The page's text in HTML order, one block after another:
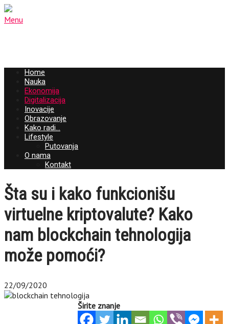
Menu
Home
Nauka
Ekonomija
Digitalizacija
Inovacije
Obrazovanje
Kako radi…
Lifestyle
Putovanja
O nama
Kontakt
Šta su i kako funkcionišu
virtuelne kriptovalute? Kako
nam blockchain tehnologija
može pomoći?
22/09/2020
Širite znanje